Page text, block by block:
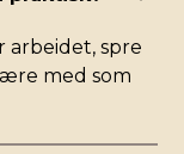
arbeidet, spre
med som